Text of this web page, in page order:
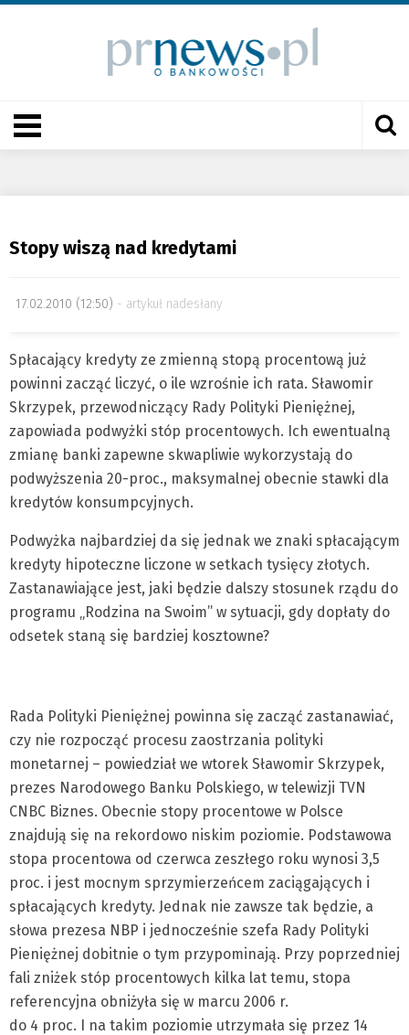
Stopy wiszą nad kredytami
17.02.2010 (12:50) artykuł nadesłany
Spłacający kredyty ze zmienną stopą procentową już
powinni zacząć liczyć, o ile wzrośnie ich rata. Sławomir
Skrzypek, przewodniczący Rady Polityki Pieniężnej,
zapowiada podwyżki stóp procentowych. Ich ewentualną
zmianę banki zapewne skwapliwie wykorzystają do
podwyższenia 20-proc., maksymalnej obecnie stawki dla
kredytów konsumpcyjnych.
Podwyżka najbardziej da się jednak we znaki spłacającym
kredyty hipoteczne liczone w setkach tysięcy złotych.
Zastanawiające jest, jaki będzie dalszy stosunek rządu do
programu „Rodzina na Swoim” w sytuacji, gdy dopłaty do
odsetek staną się bardziej kosztowne?
Rada Polityki Pieniężnej powinna się zacząć zastanawiać,
czy nie rozpocząć procesu zaostrzania polityki
monetarnej – powiedział we wtorek Sławomir Skrzypek,
prezes Narodowego Banku Polskiego, w telewizji TVN
CNBC Biznes. Obecnie stopy procentowe w Polsce
znajdują się na rekordowo niskim poziomie. Podstawowa
stopa procentowa od czerwca zeszłego roku wynosi 3,5
proc. i jest mocnym sprzymierzeńcem zaciągających i
spłacających kredyty. Jednak nie zawsze tak będzie, a
słowa prezesa NBP i jednocześnie szefa Rady Polityki
Pieniężnej dobitnie o tym przypominają. Przy poprzedniej
fali zniżek stóp procentowych kilka lat temu, stopa
referencyjna obniżyła się w marcu 2006 r.
do 4 proc. I na takim poziomie utrzymała się przez 14